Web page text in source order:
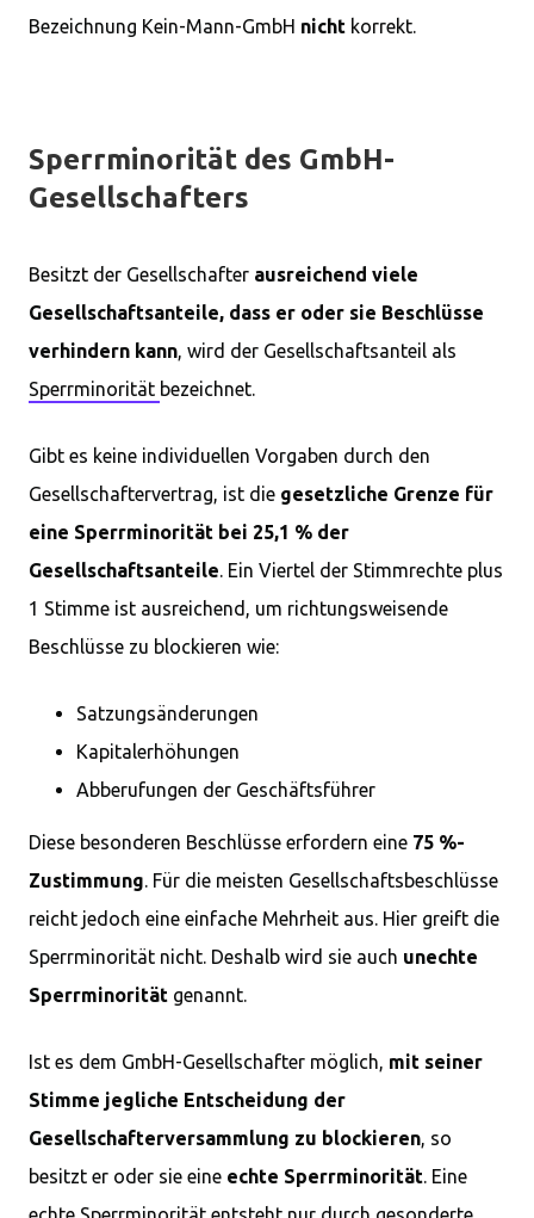
Bezeichnung Kein-Mann-GmbH nicht korrekt.
Sperrminorität des GmbH-
Gesellschafters
Besitzt der Gesellschafter ausreichend viele
Gesellschaftsanteile, dass er oder sie Beschlüsse
verhindern kann, wird der Gesellschaftsanteil als
Sperrminorität bezeichnet.
Gibt es keine individuellen Vorgaben durch den
Gesellschaftervertrag, ist die gesetzliche Grenze für
eine Sperrminorität bei 25,1 % der
Gesellschaftsanteile. Ein Viertel der Stimmrechte plus
1 Stimme ist ausreichend, um richtungsweisende
Beschlüsse zu blockieren wie:
Satzungsänderungen
Kapitalerhöhungen
Abberufungen der Geschäftsführer
Diese besonderen Beschlüsse erfordern eine 75 %-
Zustimmung. Für die meisten Gesellschaftsbeschlüsse
reicht jedoch eine einfache Mehrheit aus. Hier greift die
Sperrminorität nicht. Deshalb wird sie auch unechte
Sperrminorität genannt.
Ist es dem GmbH-Gesellschafter möglich, mit seiner
Stimme jegliche Entscheidung der
Gesellschafterversammlung zu blockieren, so
besitzt er oder sie eine echte Sperrminorität. Eine